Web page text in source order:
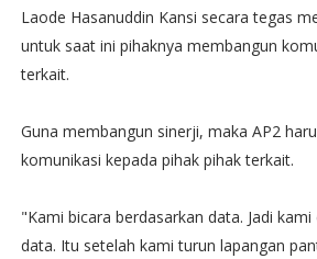
Laode Hasanuddin Kansi secara tegas
untuk saat ini pihaknya membangun
terkait.
Guna membangun sinerji, maka AP2
komunikasi kepada pihak pihak terkait.
"Kami bicara berdasarkan data. Jadi
data. Itu setelah kami turun lapangan